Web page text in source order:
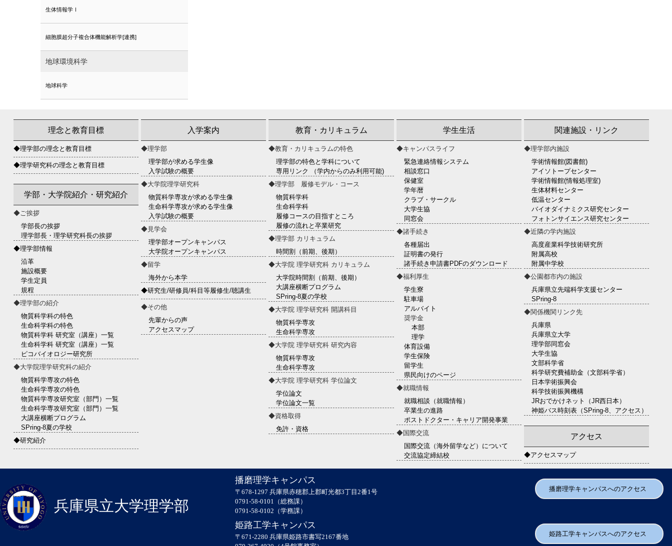
生体情報学Ⅰ
細胞膜超分子複合体機能解析学[連携]
地球環境科学
地球科学
理念と教育目標
◆理学部の理念と教育目標
◆理学研究科の理念と教育目標
学部・大学院紹介・研究紹介
◆ご挨拶
学部長の挨拶
理学部長・理学研究科長の挨拶
◆理学部情報
沿革
施設概要
学生定員
規程
◆理学部の紹介
物質科学科の特色
生命科学科の特色
物質科学科 研究室（講座）一覧
生命科学科 研究室（講座）一覧
ピコバイオロジー研究所
◆大学院理学研究科の紹介
物質科学専攻の特色
生命科学専攻の特色
物質科学専攻研究室（部門）一覧
生命科学専攻研究室（部門）一覧
大講座横断プログラム
SPring-8夏の学校
◆研究紹介
入学案内
◆理学部
理学部が求める学生像
入学試験の概要
◆大学院理学研究科
物質科学専攻が求める学生像
生命科学専攻が求める学生像
入学試験の概要
◆見学会
理学部オープンキャンパス
大学院オープンキャンパス
◆留学
海外から本学
◆研究生/研修員/科目等履修生/聴講生
◆その他
先輩からの声
アクセスマップ
教育・カリキュラム
◆教育・カリキュラムの特色
理学部の特色と学科について
専用リンク （学内からのみ利用可能)
◆理学部 履修モデル・コース
物質科学科
生命科学科
履修コースの目指すところ
履修の流れと卒業研究
◆理学部 カリキュラム
時間割（前期、後期）
◆大学院 理学研究科 カリキュラム
大学院時間割（前期、後期）
大講座横断プログラム
SPring-8夏の学校
◆大学院 理学研究科 開講科目
物質科学専攻
生命科学専攻
◆大学院 理学研究科 研究内容
物質科学専攻
生命科学専攻
◆大学院 理学研究科 学位論文
学位論文
学位論文一覧
◆資格取得
免許・資格
学生生活
◆キャンパスライフ
緊急連絡情報システム
相談窓口
保健室
学年暦
クラブ・サークル
大学生協
同窓会
◆諸手続き
各種届出
証明書の発行
諸手続き申請書PDFのダウンロード
◆福利厚生
学生寮
駐車場
アルバイト
奨学金
本部
理学
体育設備
学生保険
留学生
県民向けのページ
◆就職情報
就職相談（就職情報）
卒業生の進路
ポストドクター・キャリア開発事業
◆国際交流
国際交流（海外留学など）について
交流協定締結校
関連施設・リンク
◆理学部内施設
学術情報館(図書館)
アイソトープセンター
学術情報館(情報処理室)
生体材料センター
低温センター
バイオダイナミクス研究センター
フォトンサイエンス研究センター
◆近隣の学内施設
高度産業科学技術研究所
附属高校
附属中学校
◆公園都市内の施設
兵庫県立先端科学支援センター
SPring-8
◆関係機関リンク先
兵庫県
兵庫県立大学
理学部同窓会
大学生協
文部科学省
科学研究費補助金（文部科学省）
日本学術振興会
科学技術振興機構
JRおでかけネット（JR西日本）
神姫バス時刻表（SPring-8、アクセス）
アクセス
◆アクセスマップ
兵庫県立大学理学部
播磨理学キャンパス
〒678-1297 兵庫県赤穂郡上郡町光都3丁目2番1号
0791-58-0101（総務課）
0791-58-0102（学務課）
播磨理学キャンパスへのアクセス
姫路工学キャンパス
〒671-2280 兵庫県姫路市書写2167番地
姫路工学キャンパスへのアクセス